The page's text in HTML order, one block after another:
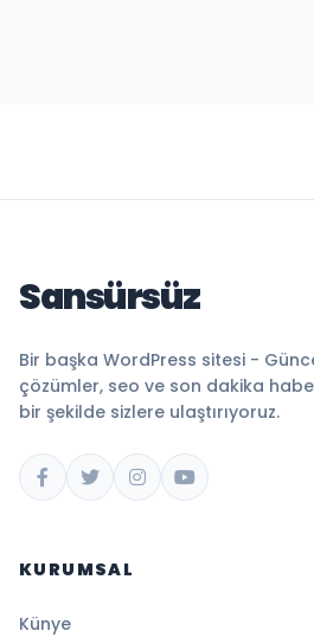
Sansürsüz
Bir başka WordPress sitesi -
çözümler, seo ve son dakika
bir şekilde sizlere ulaştırıyoruz.
KURUMSAL
Künye